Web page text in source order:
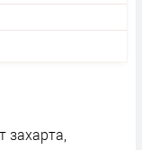
захарта,